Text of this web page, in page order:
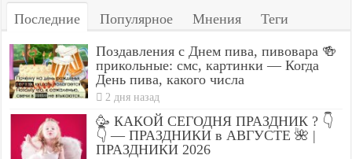
Последние Популярное Мнения Теги
Поздавления с Днем пива, пивовара 🍻
прикольные: смс, картинки — Когда
День пива, какого числа
2 дня назад
🥳 КАКОЙ СЕГОДНЯ ПРАЗДНИК ? 👇
👇 — ПРАЗДНИКИ в АВГУСТЕ 🌺 |
ПРАЗДНИКИ 2026